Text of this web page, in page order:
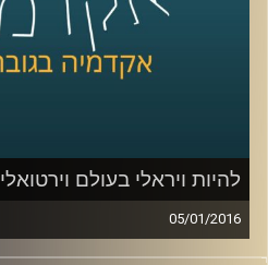
הטרור במלחמות אזרחים
קרדיט תמונות:AudioVersity
להיות ויראלי בעולם וירטואלי
05/01/2016
יש לכם את זה מגיל